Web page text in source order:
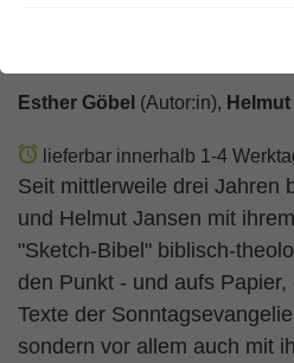
Die
aufs Papier gebracht -
Esther Göbel (Autor:in),
lieferbar innerhalb 1-4
Seit mittlerweile drei Jahren
und Helmut Jansen mit
"Sketch-Bibel" biblisch-
den Punkt - und aufs
Texte der
sondern vor allem auch mit